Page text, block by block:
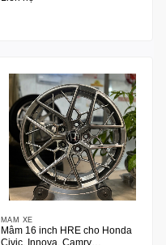
MÂM XE
Mâm 16 inch HRE cho Honda